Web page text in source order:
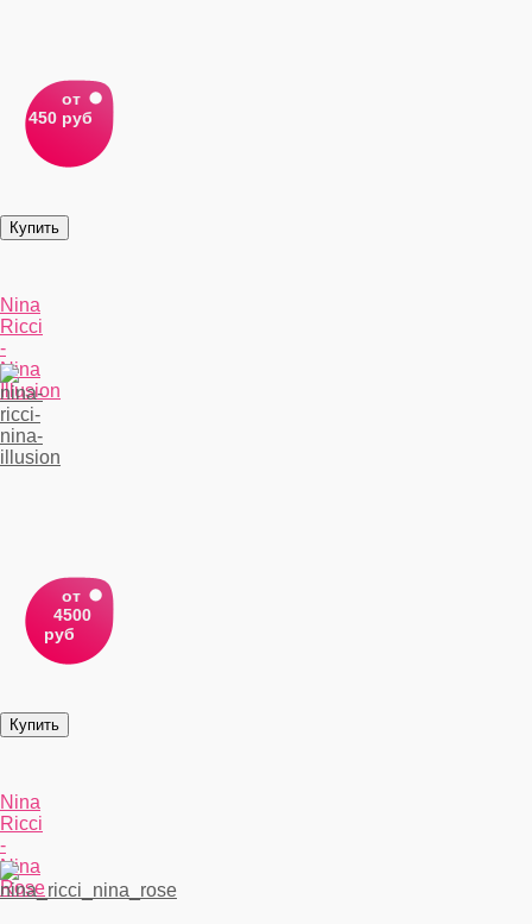
от
450 руб
Nina
Ricci
-
Nina
Illusion
от
4500
руб
Nina
Ricci
-
Nina
Rose